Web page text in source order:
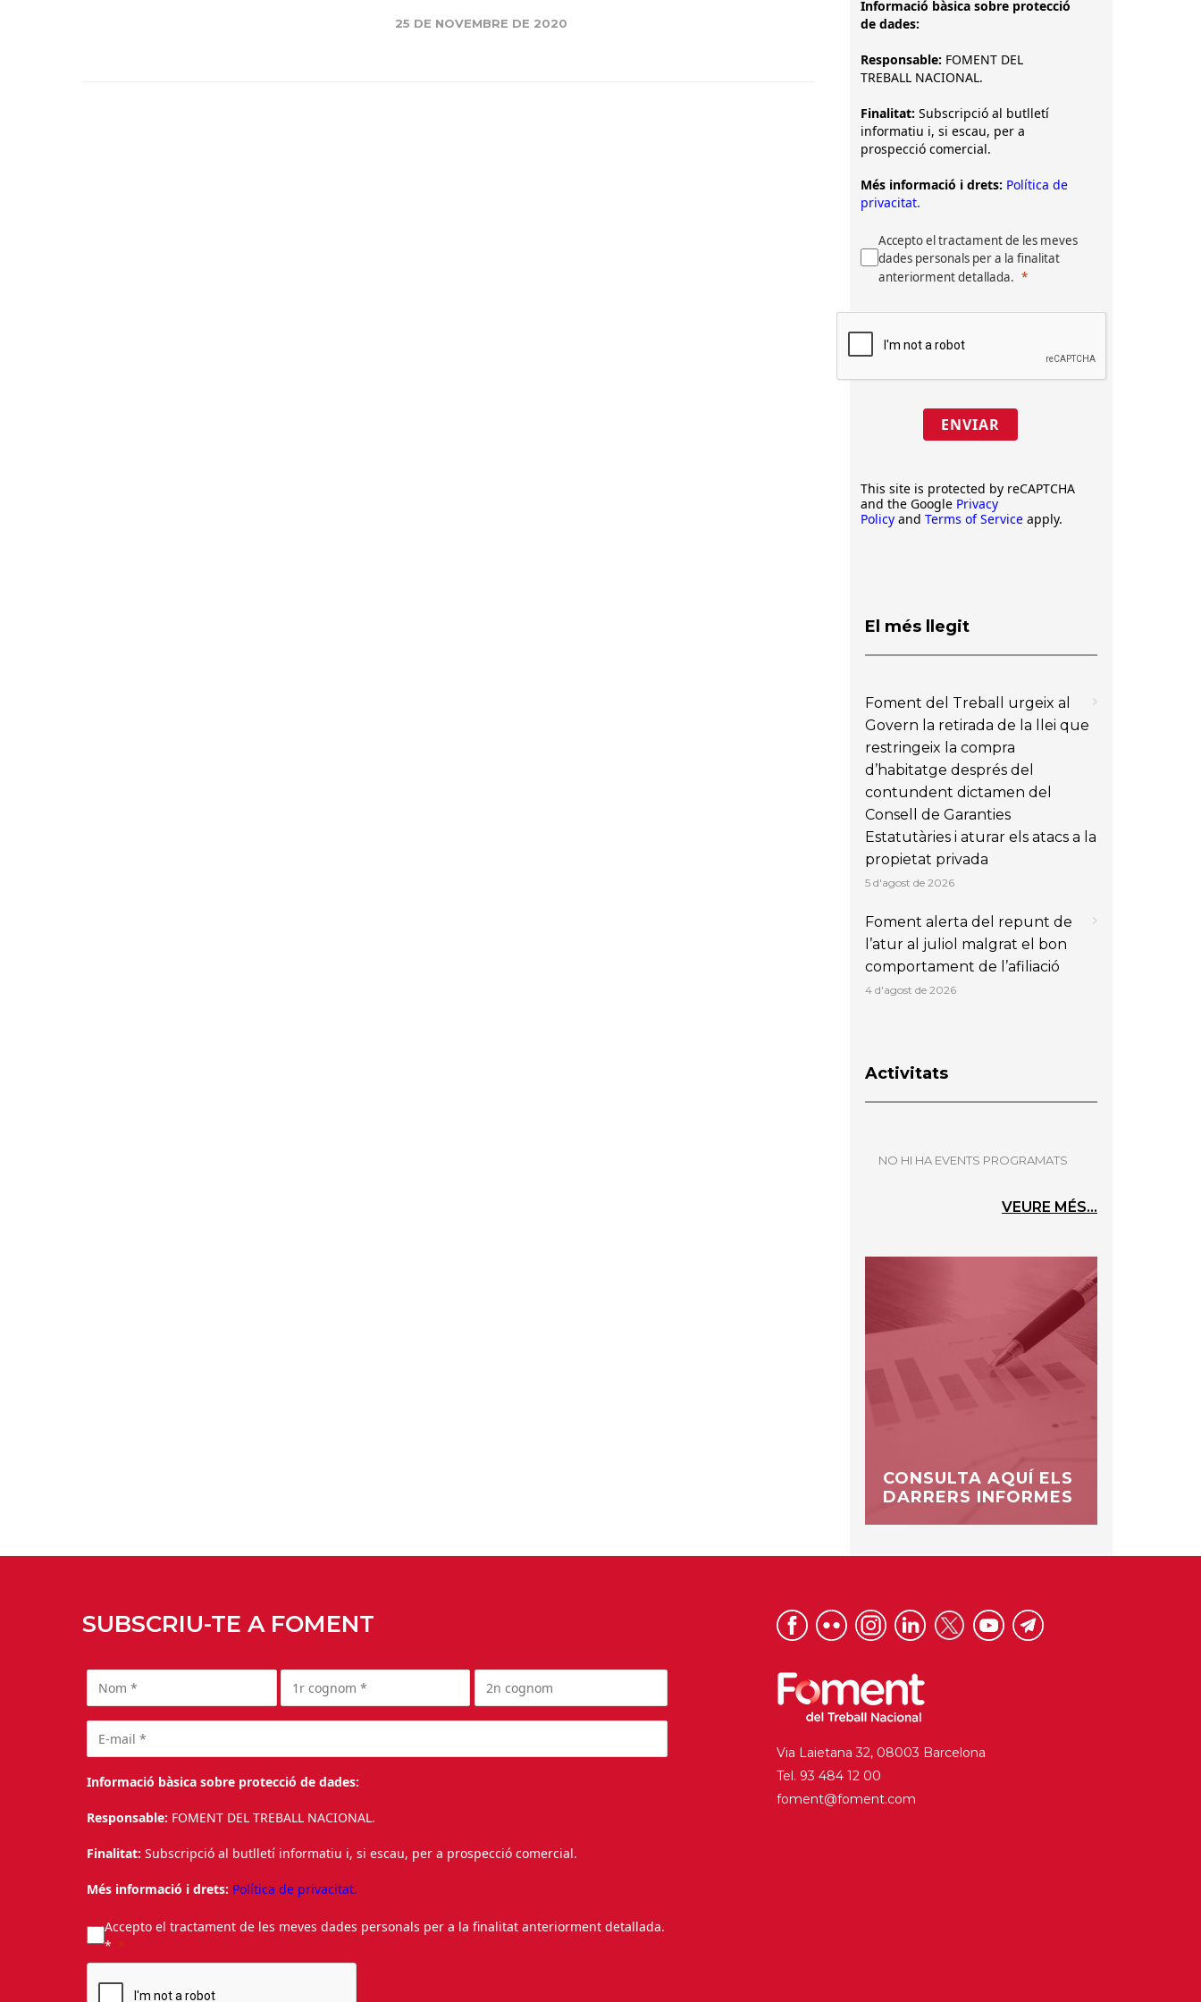
25 DE NOVEMBRE DE 2020
Informació bàsica sobre protecció
de dades:
Responsable: FOMENT DEL
TREBALL NACIONAL.
Finalitat: Subscripció al butlletí
informatiu i, si escau, per a
prospecció comercial.
Més informació i drets: Política de
privacitat.
Accepto el tractament de les meves
dades personals per a la finalitat
anteriorment detallada.
ENVIAR
This site is protected by reCAPTCHA
and the Google Privacy
Policy and Terms of Service apply.
El més llegit
Foment del Treball urgeix al
Govern la retirada de la llei que
restringeix la compra
d’habitatge després del
contundent dictamen del
Consell de Garanties
Estatutàries i aturar els atacs a la
propietat privada
5 d'agost de 2026
Foment alerta del repunt de
l’atur al juliol malgrat el bon
comportament de l’afiliació
4 d'agost de 2026
Activitats
NO HI HA EVENTS PROGRAMATS
VEURE MÉS...
CONSULTA AQUÍ ELS
DARRERS INFORMES
SUBSCRIU-TE A FOMENT
Informació bàsica sobre protecció de dades:
Responsable: FOMENT DEL TREBALL NACIONAL.
Finalitat: Subscripció al butlletí informatiu i, si escau, per a prospecció comercial.
Més informació i drets: Política de privacitat.
Accepto el tractament de les meves dades personals per a la finalitat anteriorment detallada.
*
Via Laietana 32, 08003 Barcelona
Tel. 93 484 12 00
foment@foment.com